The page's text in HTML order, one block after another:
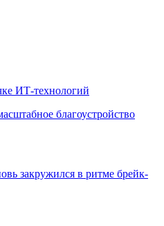
ИТ-технологий
благоустройство
закружился в ритме брейк-